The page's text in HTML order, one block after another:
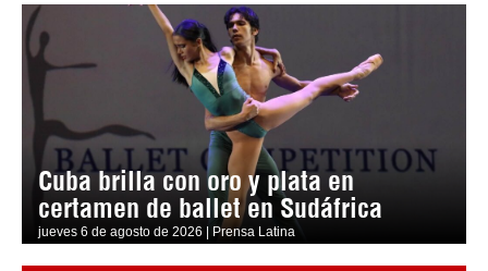
Cuba brilla con oro y plata en
certamen de ballet en Sudáfrica
jueves 6 de agosto de 2026 | Prensa Latina